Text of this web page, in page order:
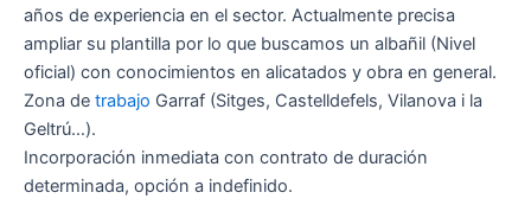
años de experiencia en el sector. Actualmente precisa
ampliar su plantilla por lo que buscamos un albañil (Nivel
oficial) con conocimientos en alicatados y obra en general.
Zona de trabajo Garraf (Sitges, Castelldefels, Vilanova i la
Geltrú…).
Incorporación inmediata con contrato de duración
determinada, opción a indefinido.